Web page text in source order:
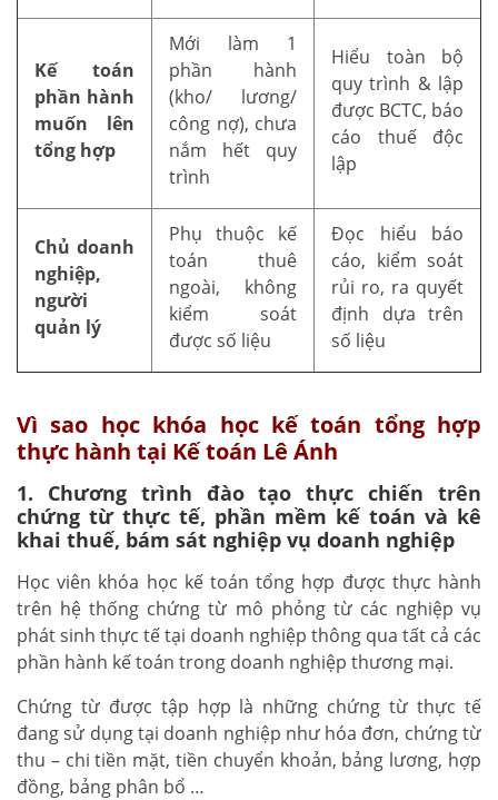
Kế toán
phần hành
muốn lên
tổng hợp
Mới làm 1
phần hành
(kho/ lương/
công nợ), chưa
nắm hết quy
trình
Hiểu toàn bộ
quy trình & lập
được BCTC, báo
cáo thuế độc
lập
Chủ doanh
nghiệp,
người
quản lý
Phụ thuộc kế
toán thuê
ngoài, không
kiểm soát
được số liệu
Đọc hiểu báo
cáo, kiểm soát
rủi ro, ra quyết
định dựa trên
số liệu
Vì sao học khóa học kế toán tổng hợp
thực hành tại Kế toán Lê Ánh
1. Chương trình đào tạo thực chiến trên
chứng từ thực tế, phần mềm kế toán và kê
khai thuế, bám sát nghiệp vụ doanh nghiệp
Học viên khóa học kế toán tổng hợp được thực hành
trên hệ thống chứng từ mô phỏng từ các nghiệp vụ
phát sinh thực tế tại doanh nghiệp thông qua tất cả các
phần hành kế toán trong doanh nghiệp thương mại.
Chứng từ được tập hợp là những chứng từ thực tế
đang sử dụng tại doanh nghiệp như hóa đơn, chứng từ
thu – chi tiền mặt, tiền chuyển khoản, bảng lương, hợp
đồng, bảng phân bổ …